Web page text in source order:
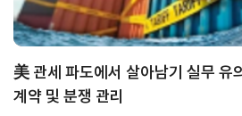
CI
정/
서체
美 관세 파도에서 살아남기 실무 유
계약 및 분쟁 관리